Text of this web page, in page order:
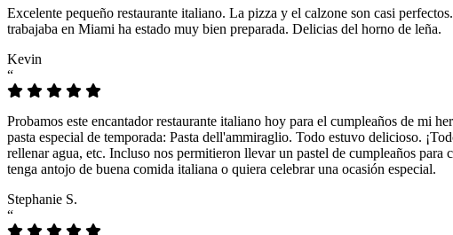
Excelente pequeño restaurante italiano. La pizza y el calzone son casi
trabajaba en Miami ha estado muy bien preparada. Delicias del horno de leña.
Kevin
“
Probamos este encantador restaurante italiano hoy para el cumpleaños de mi
pasta especial de temporada: Pasta dell'ammiraglio. Todo estuvo delicioso.
rellenar agua, etc. Incluso nos permitieron llevar un pastel de cumpleaños
tenga antojo de buena comida italiana o quiera celebrar una ocasión especial.
Stephanie S.
“